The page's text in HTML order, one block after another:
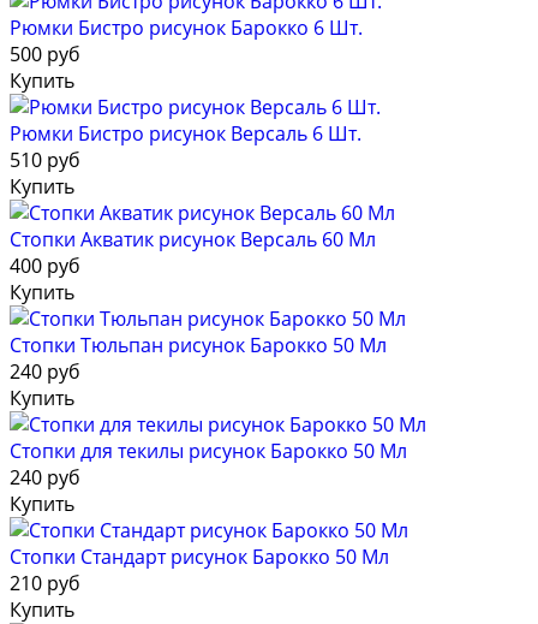
Рюмки Бистро рисунок Барокко 6 Шт.
500 руб
Купить
Рюмки Бистро рисунок Версаль 6 Шт.
510 руб
Купить
Стопки Акватик рисунок Версаль 60 Мл
400 руб
Купить
Стопки Тюльпан рисунок Барокко 50 Мл
240 руб
Купить
Стопки для текилы рисунок Барокко 50 Мл
240 руб
Купить
Стопки Стандарт рисунок Барокко 50 Мл
210 руб
Купить